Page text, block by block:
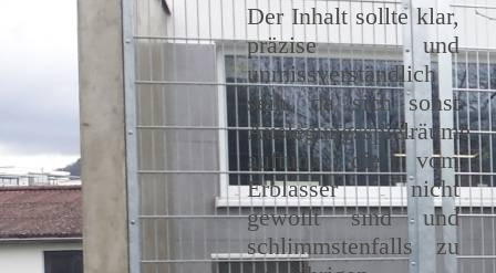
Der Inhalt sollte klar,
präzise und
unmissverständlich
sein, da sich sonst
Auslegungsspielräume
auftun, die vom
Erblasser nicht
gewollt sind und
schlimmstenfalls zu